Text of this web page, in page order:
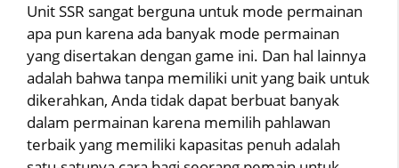
Unit SSR sangat berguna untuk mode permainan
apa pun karena ada banyak mode permainan
yang disertakan dengan game ini. Dan hal lainnya
adalah bahwa tanpa memiliki unit yang baik untuk
dikerahkan, Anda tidak dapat berbuat banyak
dalam permainan karena memilih pahlawan
terbaik yang memiliki kapasitas penuh adalah